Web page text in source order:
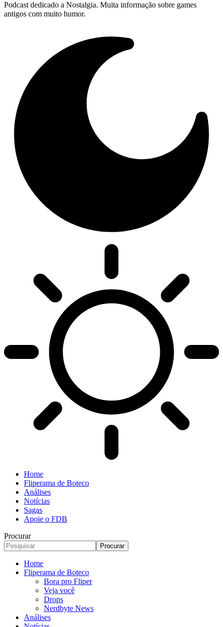
Podcast dedicado a Nostalgia. Muita informação sobre games
antigos com muito humor.
Home
Fliperama de Boteco
Análises
Notícias
Sagas
Apoie o FDB
Procurar
Home
Fliperama de Boteco
Bora pro Fliper
Veja você
Drops
Nerdbyte News
Análises